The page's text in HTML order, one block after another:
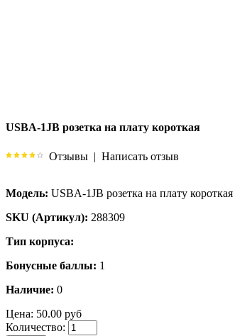
USBA-1JB розетка на плату короткая
Отзывы | Написать отзыв
Модель: USBA-1JB розетка на плату короткая
SKU (Артикул): 288309
Тип корпуса:
Бонусные баллы: 1
Наличие: 0
Цена: 50.00 руб
Количество: